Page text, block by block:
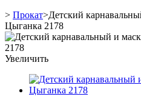
> Прокат>Детский
Цыганка 2178
Увеличить